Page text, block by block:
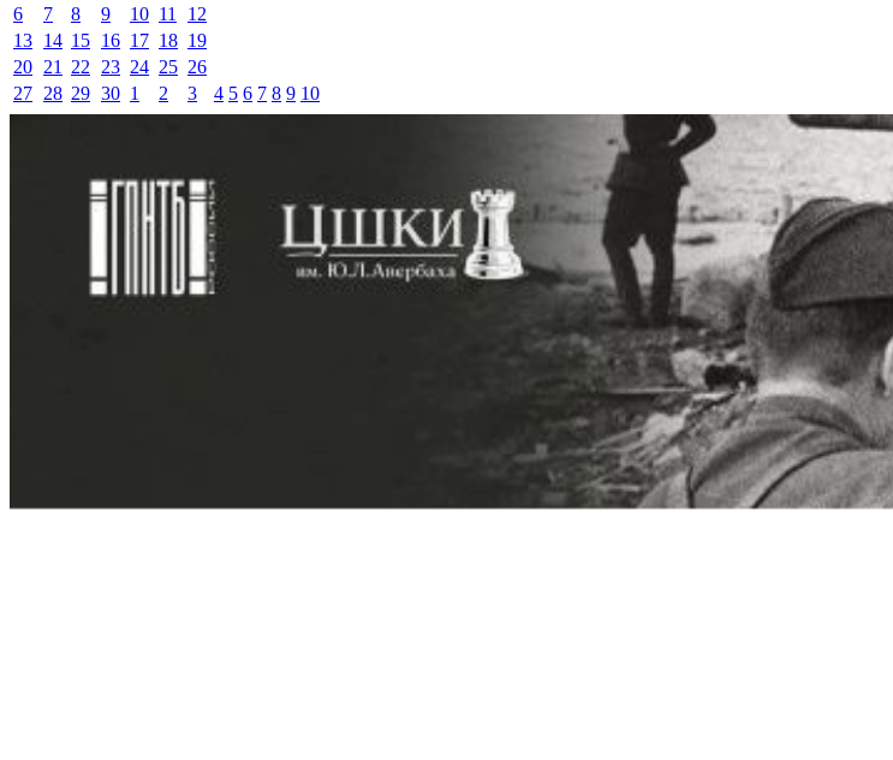
6
7 8 9 10 11
12
13 14 15 16 17 18 19
20 21 22 23 24 25 26
27 28 29 30 1 2 3 4 5 6 7 8 9 10